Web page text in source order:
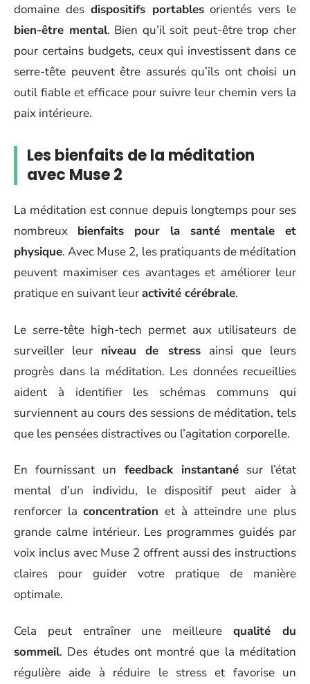
domaine des dispositifs portablesorientés vers le
bien-être mental. Bien qu’il soit peut-être trop cher
pour certains budgets, ceux qui investissent dans ce
serre-tête peuvent être assurés qu’ils ont choisi un
outil fiable et efficace pour suivre leur chemin vers la
paix intérieure.
Les bienfaits de la méditation
avec Muse 2
La méditation est connue depuis longtemps pour ses
nombreux bienfaits pour la santé mentale et
physique. Avec Muse 2, les pratiquants de méditation
peuvent maximiser ces avantages et améliorer leur
pratique en suivant leuractivité cérébrale.
Le serre-tête high-tech permet aux utilisateurs de
surveiller leur niveau de stressainsi que leurs
progrès dans la méditation. Les données recueillies
aident à identifier les schémas communs qui
surviennent au cours des sessions de méditation, tels
que les pensées distractives ou l’agitation corporelle.
En fournissant un feedback instantanésur l’état
mental d’un individu, le dispositif peut aider à
renforcer laconcentration et à atteindre une plus
grande calme intérieur. Les programmes guidés par
voix inclus avec Muse 2 offrent aussi des instructions
claires pour guider votre pratique de manière
optimale.
Cela peut entraîner une meilleurequalité du
sommeil. Des études ont montré que la méditation
régulière aide à réduire le stress et favorise un